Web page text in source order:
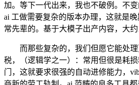
加。等下一代出来，我也不破例。不变
ai 工做需要复杂的版本办理，这就是
常先辈的。基于大模子出产内容，大约
而那些复杂的，我们但愿它能处理
税，（逻辑学之一）：常用但很是耗
门，这就要求很强的自动进修能力，